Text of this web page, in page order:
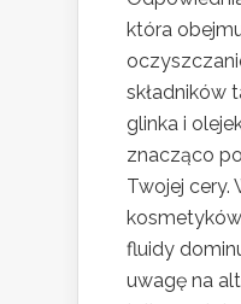
która
składników
glinka i
znacząco
Twojej cery.
fluidy
uwagę na